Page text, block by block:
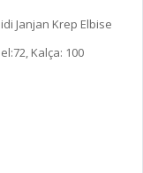
Janjan Krep Elbise
Kalça: 100